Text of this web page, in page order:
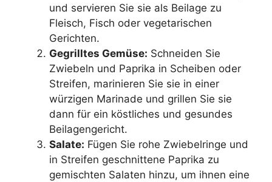
und servieren Sie sie als Beilage zu
Fleisch, Fisch oder vegetarischen
Gerichten.
Gegrilltes Gemüse: Schneiden Sie
Zwiebeln und Paprika in Scheiben oder
Streifen, marinieren Sie sie in einer
würzigen Marinade und grillen Sie sie
dann für ein köstliches und gesundes
Beilagengericht.
Salate: Fügen Sie rohe Zwiebelringe und
in Streifen geschnittene Paprika zu
gemischten Salaten hinzu, um ihnen eine